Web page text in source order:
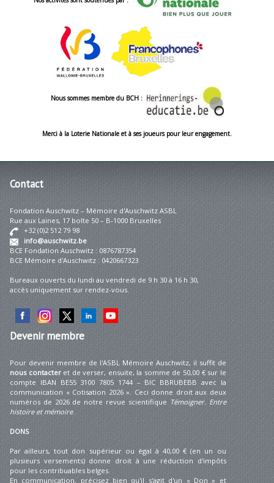
Nous sommes membre du BCH :
Merci à la Loterie Nationale et à ses joueurs pour leur engagement.
Contact
Fondation Auschwitz – Mémoire d'Auschwitz ASBL
Rue aux Laines, 17 boîte 50 – B-1000 Bruxelles
+32 (0)2 512 79 98
info@auschwitz.be
BCE Fondation Auschwitz : 0876787354
BCE Mémoire d'Auschwitz : 0420667323
Bureaux ouverts du lundi au vendredi de 9 h 30 à 16 h 30,
accès uniquement sur rendez-vous.
Devenirmembre
Pour devenir membre de l'ASBL Mémoire Auschwitz, il suffit de
nous contacteret de verser, ensuite, la somme de 50,00 € sur le
compte IBAN BE55 3100 7805 1744 – BIC BBRUBEBB avec la
communication « Cotisation 2026 ». Ceci donne droit aux deux
numéros de 2026 de notre revue scientifique Témoigner. Entre
histoire et mémoire.
DONS
Par ailleurs, tout don supérieur ou égal à 40,00 € (en un ou
plusieurs versements) donne droit à une réduction d'impôts
pour les contribuables belges.
En communication, précisez bien qu'il s'agit d'un « Don » et